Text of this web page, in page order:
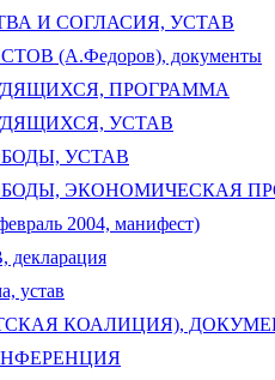
И СОГЛАСИЯ, УСТАВ
(А.Федоров), документы
ПРОГРАММА
УСТАВ
УСТАВ
ЭКОНОМИЧЕСКАЯ
2004, манифест)
устав
КОАЛИЦИЯ),